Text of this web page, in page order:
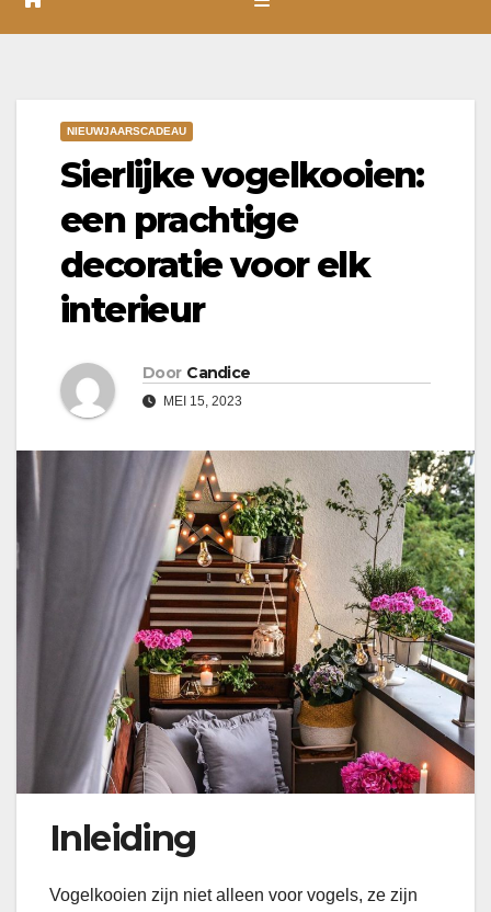
NIEUWJAARSCADEAU
Sierlijke vogelkooien:
een prachtige
decoratie voor elk
interieur
Door Candice
MEI 15, 2023
Inleiding
Vogelkooien zijn niet alleen voor vogels, ze zijn